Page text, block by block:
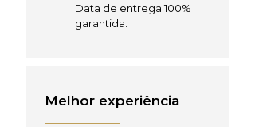
Data de entrega 100%
garantida.
Melhor experiência